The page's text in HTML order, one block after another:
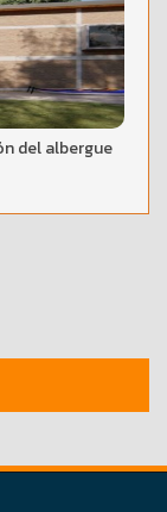
del albergue